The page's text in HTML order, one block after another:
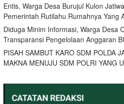
Entis, Warga Desa Burujul Kulon
Pemerintah Rutilahu Rumahnya Yang
Diduga Minim Informasi, Warga Desa
Transparansi Pengelolaan Anggaran
PISAH SAMBUT KARO SDM POLDA
MAKNA MENUJU SDM POLRI YANG